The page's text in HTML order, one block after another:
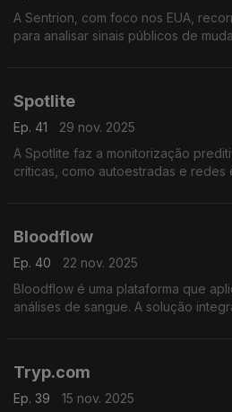
A Sentrion, com foco nos EUA,
para analisar sinais públicos de
Spotlite
Ep. 41
29 nov. 2025
A Spotlite faz a monitorização
críticas, como autoestradas e redes
Bloodflow
Ep. 40
22 nov. 2025
Bloodflow é uma plataforma que
análises de sangue. A solução
Tryp.com
Ep. 39
15 nov. 2025